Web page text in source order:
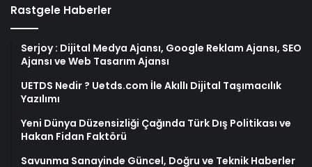
Rastgele Haberler
Serjoy : Dijital Medya Ajansı, Google Reklam Ajansı, SEO
Ajansı ve Web Tasarım Ajansı
UETDS Nedir ? Uetds.com İle Akıllı Dijital Taşımacılık
Yazılımı
Yeni Dünya Düzensizliği Çağında Türk Dış Politikası ve
Hakan Fidan Faktörü
Savunma Sanayinde Güncel, Doğru ve Teknik Haberler